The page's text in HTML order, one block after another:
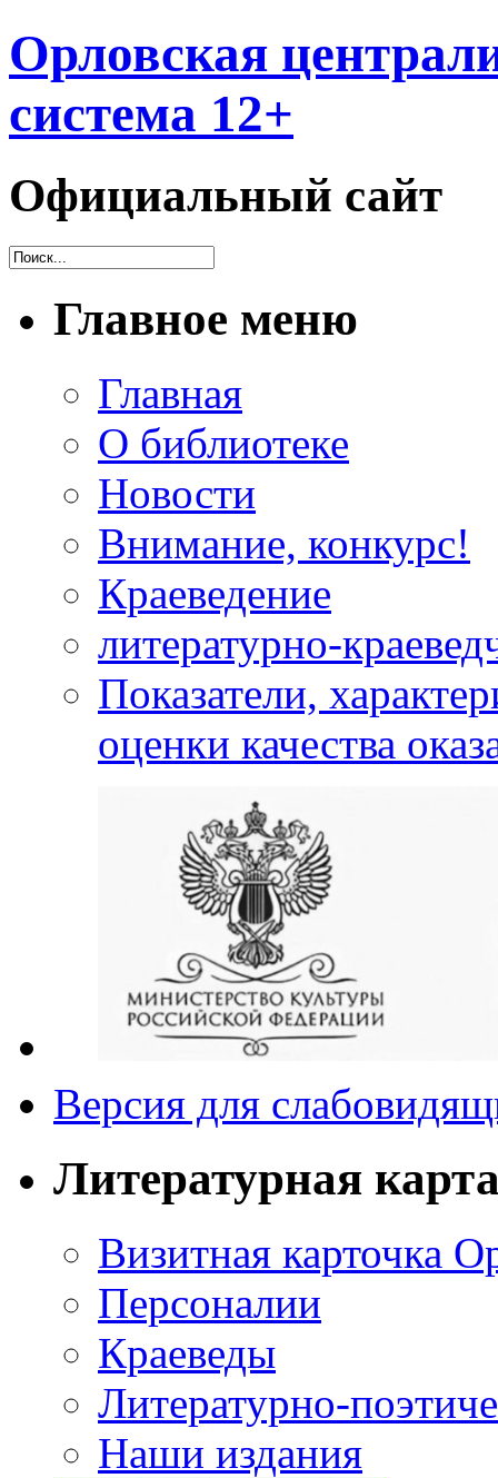
Орловская
система 12+
Официальный сайт
Главное меню
Главная
О библиотеке
Новости
Внимание, конкурс!
Краеведение
литературно-
Показатели,
оценки качества
Версия для
Литературная
Визитная карточка
Персоналии
Краеведы
Литературно-
Наши издания